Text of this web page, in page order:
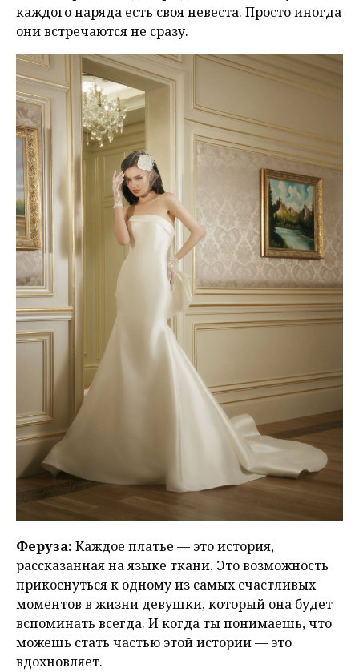
каждого наряда есть своя невеста. Просто иногда
они встречаются не сразу.
Феруза: Каждое платье — это история,
рассказанная на языке ткани. Это возможность
прикоснуться к одному из самых счастливых
моментов в жизни девушки, который она будет
вспоминать всегда. И когда ты понимаешь, что
можешь стать частью этой истории — это
вдохновляет.